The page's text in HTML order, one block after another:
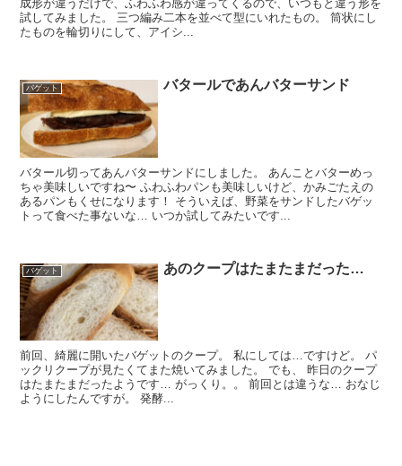
成形が違うだけで、ふわふわ感が違ってくるので、いつもと違う形を
試してみました。 三つ編み二本を並べて型にいれたもの。 筒状にし
たものを輪切りにして、アイシ...
バゲット バタールであんバターサンド
バタール切ってあんバターサンドにしました。 あんことバターめっ
ちゃ美味しいですね〜 ふわふわパンも美味しいけど、かみごたえの
あるパンもくせになります！ そういえば、野菜をサンドしたバゲッ
トって食べた事ないな… いつか試してみたいです...
バゲット あのクープはたまたまだった…
前回、綺麗に開いたバゲットのクープ。 私にしては…ですけど。 パ
ックリクープが見たくてまた焼いてみました。 でも、 昨日のクープ
はたまたまだったようです… がっくり。。 前回とは違うな… おなじ
ようにしたんですが。 発酵...